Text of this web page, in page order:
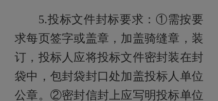
5.投标文件封标要求：①需按要
求每页签字或盖章，加盖骑缝章，装
订，投标人应将投标文件密封装在封
袋中，包封袋封口处加盖投标人单位
公章。②密封信封上应写明投标单位